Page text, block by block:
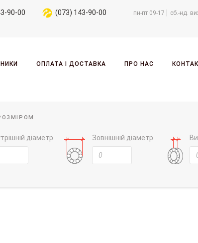
пн-пт 09-17 сб.-нд.
90-00 (073) 143-90-00
ОПЛАТА І ДОСТАВКА ПРО НАС
діаметр Зовнішній діаметр